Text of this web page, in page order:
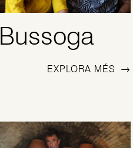
Bussoga
EXPLORA MÉS →